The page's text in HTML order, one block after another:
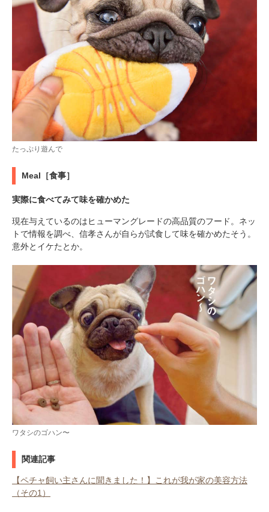
たっぷり遊んで
Meal［食事］
実際に食べてみて味を確かめた
現在与えているのはヒューマングレードの高品質のフード。ネッ
トで情報を調べ、信孝さんが自らが試食して味を確かめたそう。
意外とイケたとか。
ワタシのゴハン〜
関連記事
【ペチャ飼い主さんに聞きました！】これが我が家の美容方法
（その1）